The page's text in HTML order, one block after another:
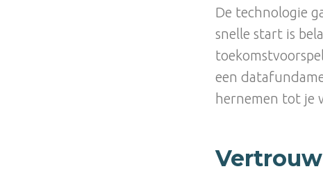
De technologie
snelle start is
een
hernemen tot je